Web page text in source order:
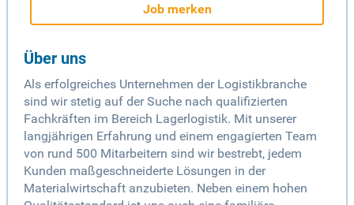
Job merken
Über uns
Als erfolgreiches Unternehmen der Logistikbranche
sind wir stetig auf der Suche nach qualifizierten
Fachkräften im Bereich Lagerlogistik. Mit unserer
langjährigen Erfahrung und einem engagierten Team
von rund 500 Mitarbeitern sind wir bestrebt, jedem
Kunden maßgeschneiderte Lösungen in der
Materialwirtschaft anzubieten. Neben einem hohen